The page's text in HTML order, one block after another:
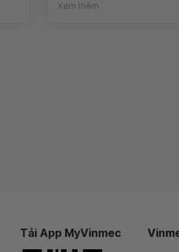
Xem thêm
Tải App MyVinmec